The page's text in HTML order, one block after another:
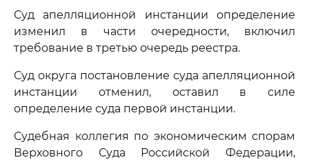
Суд апелляционной инстанции определение
изменил в части очередности, включил
требование в третью очередь реестра.
Суд округа постановление суда апелляционной
инстанции отменил, оставил в силе
определение суда первой инстанции.
Судебная коллегия по экономическим спорам
Верховного Суда Российской Федерации,